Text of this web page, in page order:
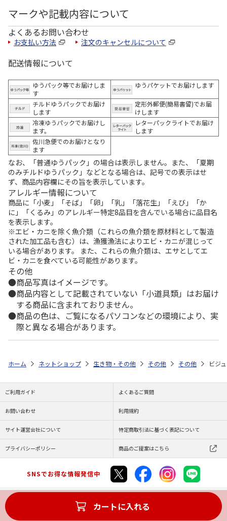
マークや記載内容について
よくあるお問い合わせ
お支払い方法 注文のキャンセルについて
配送情報について
ゆうパック等でお届けしま
す
ゆうパケットでお届けします
チルドゆうパックでお届け
します
定形外郵便(簡易書留)でお届
けします
冷凍ゆうパックでお届けし
ます。
レターパックライトでお届け
します
佐川急便でのお届けとなり
ます
なお、「普通ゆうパック」の場合は表示しません。また、「夏期
のみチルドゆうパック」などとなる場合は、記号での表示はせ
ず、商品内容欄にその旨を表示しています。
アレルギー情報について
商品に「小麦」「そば」「卵」「乳」「落花生」「えび」「か
に」「くるみ」のアレルギー特定8品目を含んでいる場合に品目名
を表示します。
※エビ・カニを除く魚介類（これらの魚介類を原材料として製造
された加工品も含む）は、漁獲漁法によりエビ・カニが混じって
いる場合があります。 また、これらの魚介類は、エサとしてエ
ビ・カニを食べている可能性があります。
その他
商品写真はイメージです。
商品内容として記載されていない「小道具類」はお届け
する商品に含まれておりません。
商品の色は、ご覧になるパソコンなどの環境により、実
際と異なる場合があります。
カートに入れる
ホーム ネットショップ 生き物・その他 その他 その他 ビジ
ご利用ガイド よくあるご質問
お問い合わせ 利用規約
サイト運営会社について 特定商取引法に基づく表記について
プライバシーポリシー 商品のご提案はこちら
SNSでお得な情報発信中